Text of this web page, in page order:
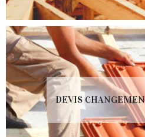
DEVIS